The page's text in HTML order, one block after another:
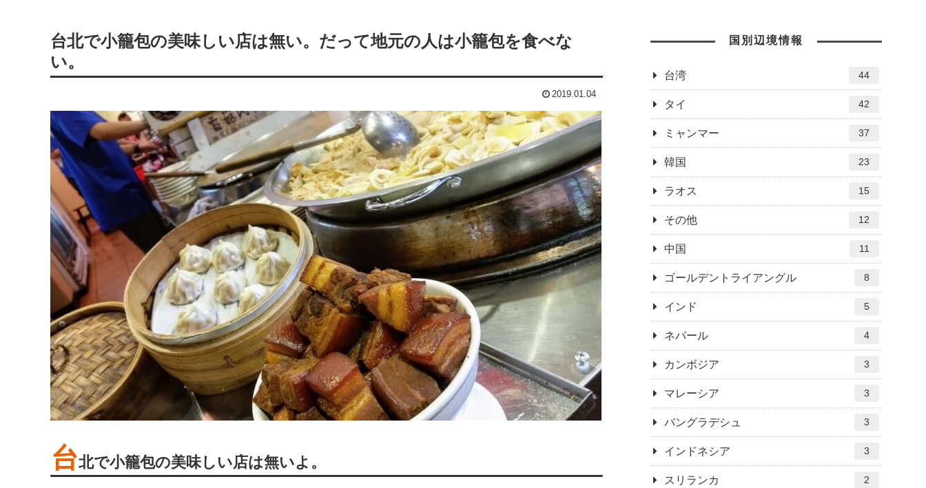
台北で小籠包の美味しい店は無い。だって地元の人は小籠包を食べな
い。
2019.01.04
台北で小籠包の美味しい店は無いよ。
国別辺境情報
台湾 44
タイ 42
ミャンマー 37
韓国 23
ラオス 15
その他 12
中国 11
ゴールデントライアングル 8
インド 5
ネパール 4
カンボジア 3
マレーシア 3
バングラデシュ 3
インドネシア 3
スリランカ 2